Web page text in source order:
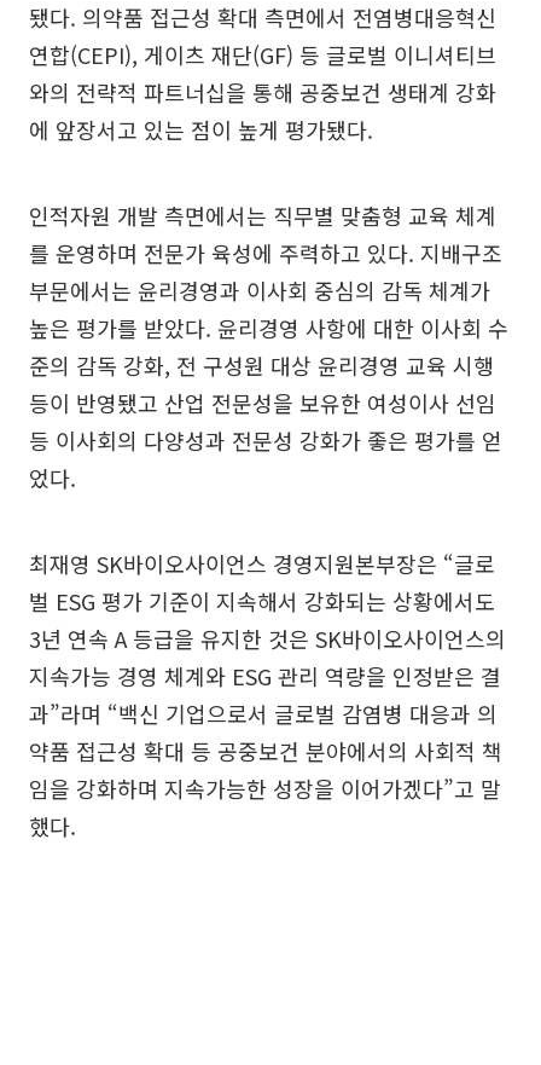
됐다. 의약품 접근성 확대 측면에서 전염병대응혁신
연합(CEPI), 게이츠 재단(GF) 등 글로벌 이니셔티브
와의 전략적 파트너십을 통해 공중보건 생태계 강화
에 앞장서고 있는 점이 높게 평가됐다.
인적자원 개발 측면에서는 직무별 맞춤형 교육 체계
를 운영하며 전문가 육성에 주력하고 있다. 지배구조
부문에서는 윤리경영과 이사회 중심의 감독 체계가
높은 평가를 받았다. 윤리경영 사항에 대한 이사회 수
준의 감독 강화, 전 구성원 대상 윤리경영 교육 시행
등이 반영됐고 산업 전문성을 보유한 여성이사 선임
등 이사회의 다양성과 전문성 강화가 좋은 평가를 얻
었다.
최재영 SK바이오사이언스 경영지원본부장은 “글로
벌 ESG 평가 기준이 지속해서 강화되는 상황에서도
3년 연속 A 등급을 유지한 것은 SK바이오사이언스의
지속가능 경영 체계와 ESG 관리 역량을 인정받은 결
과”라며 “백신 기업으로서 글로벌 감염병 대응과 의
약품 접근성 확대 등 공중보건 분야에서의 사회적 책
임을 강화하며 지속가능한 성장을 이어가겠다”고 말
했다.